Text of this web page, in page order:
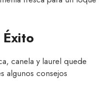
canela y laurel quede
algunos consejos